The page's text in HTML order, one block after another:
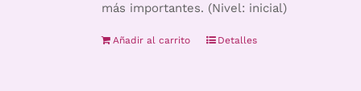
más importantes. (Nivel: inicial)
Añadir al carrito Detalles